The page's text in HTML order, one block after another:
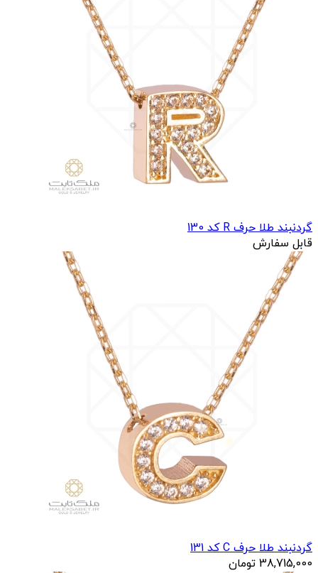
گردنبند طلا حرف R کد 130
قابل سفارش
گردنبند طلا حرف C کد 131
38,715,000 تومان